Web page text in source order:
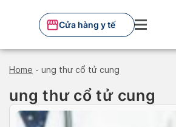
Cửa hàng y tế
Home - ung thư cổ tử cung
ung thư cổ tử cung